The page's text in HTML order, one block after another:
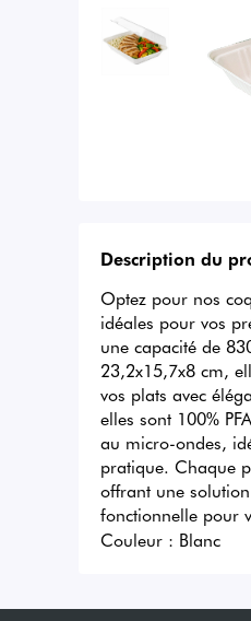
Description du
Optez pour nos
idéales pour vos
une capacité de
23,2x15,7x8 cm,
vos plats avec
elles sont 100%
au micro-ondes,
pratique. Chaque
offrant une
fonctionnelle pour
Couleur : Blanc